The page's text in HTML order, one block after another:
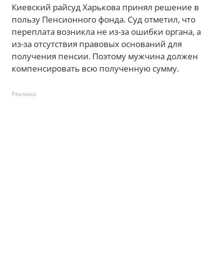
Киевский райсуд Харькова принял решение в
пользу Пенсионного фонда. Суд отметил, что
переплата возникла не из-за ошибки органа, а
из-за отсутствия правовых оснований для
получения пенсии. Поэтому мужчина должен
компенсировать всю полученную сумму.
Реклама